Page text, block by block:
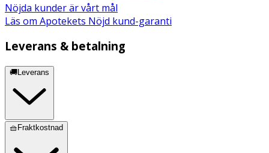
Nöjda kunder är vårt mål
Läs om Apotekets Nöjd kund-garanti
Leverans & betalning
🚚Leverans
🧺Fraktkostnad